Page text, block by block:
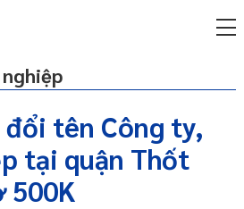
đổi tên Công ty,
tại quận Thốt
500K
định pháp luật về tên gọi của doanh